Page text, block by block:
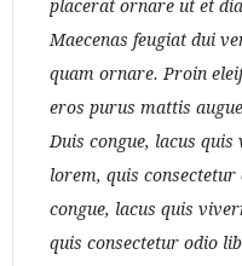
placerat ornare ut et
Maecenas feugiat dui
quam ornare. Proin
eros purus mattis
Duis congue, lacus
lorem, quis
congue, lacus quis
quis consectetur odio